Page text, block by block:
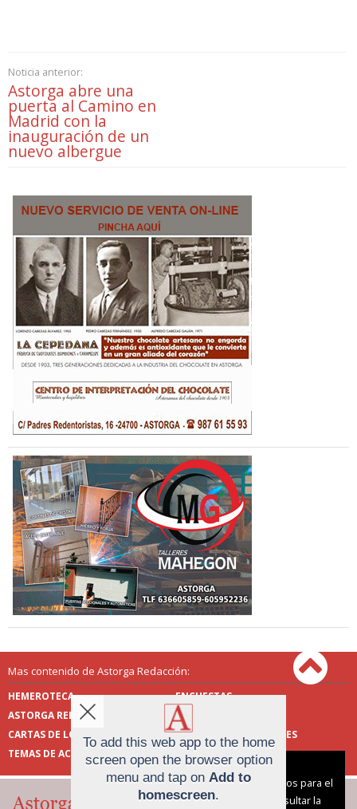
Noticia anterior:
Astorga abre una
puerta al Camino en
Madrid con la
inauguración de un
nuevo albergue
Mas contenido de Astorga Redacción:
HEMEROTECA
ENCUESTAS
ASTORGA REDACCIÓN
PUBLICIDAD
CARTAS DE LOS LECTORES
FOTOS DE LOS LECTORES
TEMAS DE ACTUALIDAD
Aviso sobre el Uso de cookies:
Utilizamos cookies nuestras y de terceros para el
funcionamiento del digital. Puedes consultar la
To add this web app to the home
screen open the browser option
menu and tap on Add to
homescreen.